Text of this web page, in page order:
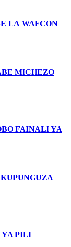
LA WAFCON
MICHEZO
FAINALI YA
YA PILI